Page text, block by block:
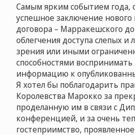
Самым ярким событием года,
успешное заключение нового
договора – Марракешского
облегчения доступа слепых
зрения или иными
способностями
информацию к
Я хотел бы поблагодарить
Королевства Марокко за
проделанную им в связи с
конференцией, и за очень
гостеприимство,